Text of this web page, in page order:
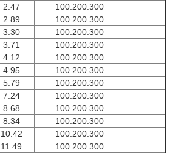
2.47
100.200.300
2.89
100.200.300
3.30
100.200.300
3.71
100.200.300
4.12
100.200.300
4.95
100.200.300
5.79
100.200.300
7.24
100.200.300
8.68
100.200.300
8.34
100.200.300
10.42
100.200.300
11.49
100.200.300